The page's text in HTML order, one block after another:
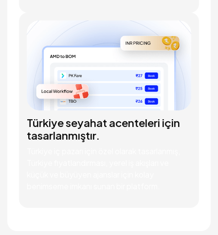
Türkiye seyahat acenteleri için
tasarlanmıştır.